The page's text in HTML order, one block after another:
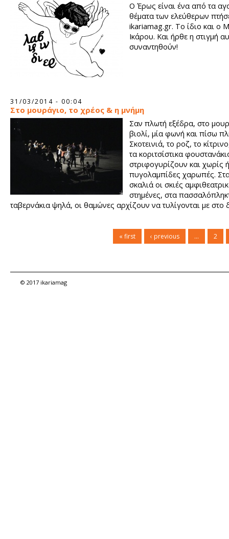
Ο Έρως είναι ένα από τα
θέματα των ελεύθερων
ikariamag.gr. Το ίδιο και ο
Ικάρου. Και ήρθε η στιγμή
συναντηθούν!
31/03/2014 - 00:04
Στο μουράγιο, το χρέος & η μνήμη
Σαν πλωτή εξέδρα, στο
βιολί, μία φωνή και πίσω
Σκοτεινιά, το ροζ, το
τα κοριτσίστικα
στριφογυρίζουν και χωρίς
πυγολαμπίδες χαρωπές.
σκαλιά οι σκιές
στημένες, στα
ταβερνάκια ψηλά, οι θαμώνες αρχίζουν να τυλίγονται με στο
« first ‹ previous … 2
© 2017 ikariamag